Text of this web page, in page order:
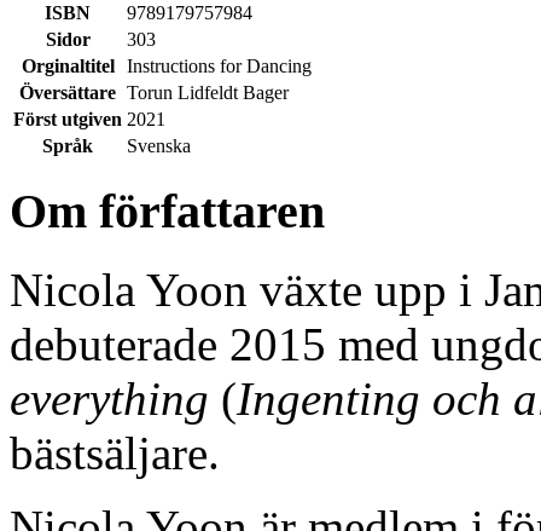
ISBN
9789179757984
Sidor
303
Orginaltitel
Instructions for Dancing
Översättare Torun Lidfeldt Bager
Först utgiven 2021
Språk
Svenska
Om författaren
Nicola Yoon växte upp i
debuterade 2015 med
everything (Ingenting och
bästsäljare.